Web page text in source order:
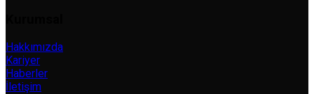
Hakkımızda
Kariyer
Haberler
İletişim